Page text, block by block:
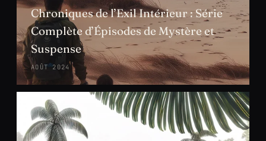
Chroniques de l’Exil Intérieur : Série
Complète d’Épisodes de Mystère et
Suspense
AOÛT 2024